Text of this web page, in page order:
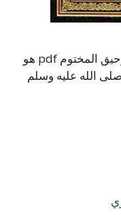
كتاب الرحيق المختوم pdf كتاب الرحيق المختوم pdf هو
الله عليه وسلم